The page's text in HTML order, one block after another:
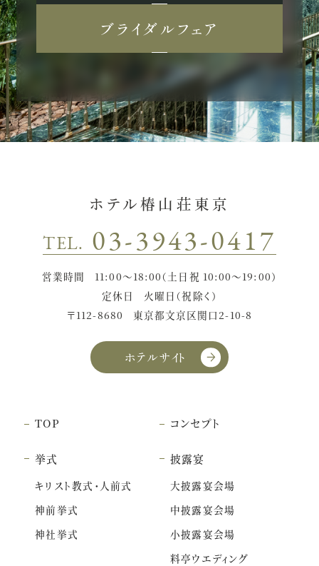
ブライダルフェア
ホテル椿山荘東京
TEL. 03-3943-0417
営業時間
11:00〜18:00（土日祝 10:00〜19:00）
定休日
火曜日（祝除く）
〒112-8680
東京都文京区関口2-10-8
ホテルサイト
TOP コンセプト
挙式
キリスト教式・人前式
神前挙式
神社挙式
披露宴
大披露宴会場
中披露宴会場
小披露宴会場
料亭ウエディング